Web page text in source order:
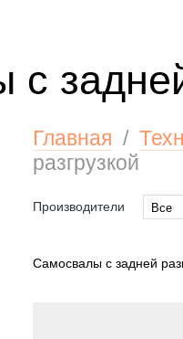
Главная /
разгрузкой
Производители
Все
AM-
Самосвалы с задней